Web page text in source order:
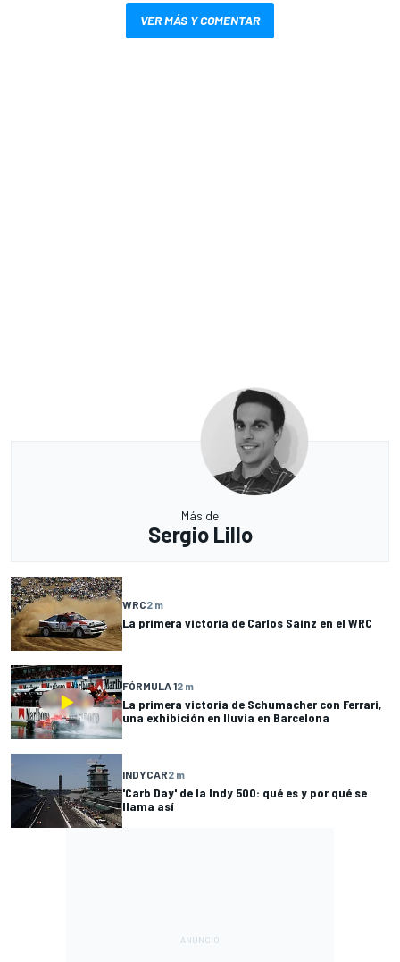
VER MÁS Y COMENTAR
Más de
Sergio Lillo
WRC2 m
La primera victoria de Carlos Sainz en el WRC
FÓRMULA 12 m
La primera victoria de Schumacher con Ferrari,
una exhibición en lluvia en Barcelona
INDYCAR2 m
'Carb Day' de la Indy 500: qué es y por qué se
llama así